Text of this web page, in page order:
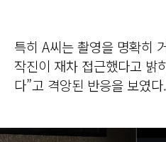
특히 A씨는 촬영을 명확히
작진이 재차 접근했다고 밝
다”고 격앙된 반응을 보였다.